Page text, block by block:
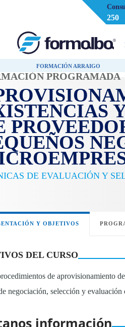
250
FORMACIÓN ARRAIGO
PROGRAMADA
DE EVALUACIÓN Y
Y OBJETIVOS
DEL CURSO
de aprovisionamiento
negociación, selección y evaluación
información